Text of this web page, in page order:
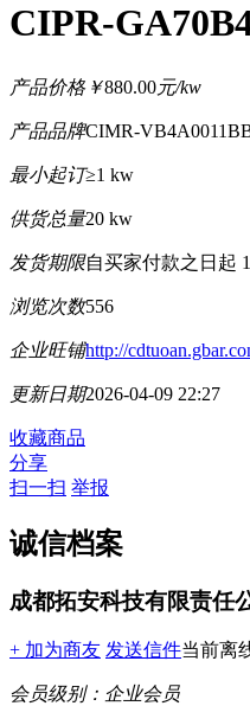
CIPR-
产品价格￥880.00元/kw
产品品牌CIMR-
最小起订≥1 kw
供货总量20 kw
发货期限自买家付款之日起 1
浏览次数556
企业旺铺http://
更新日期2026-04-09 22:27
收藏商品
分享
扫一扫 举报
诚信档案
成都拓安科技有限责任
+ 加为商友 发送信件当前离
会员级别： 企业会员